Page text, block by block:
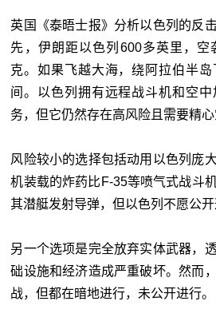
英国《泰晤士报》分析以色列的反
先，伊朗距以色列600多英里，空
克。如果飞越大海，绕阿拉伯半
间。以色列拥有远程战斗机和空
务，但它仍然存在高风险且需要精心
风险较小的选择包括动用以色列庞
机装载的炸药比F-35等喷气式战斗
其潜艇发射导弹，但以色列不愿公开
另一个选项是完全放弃实体武器，
础设施和经济造成严重破坏。然而
战，但都在暗地进行，未公开进行。